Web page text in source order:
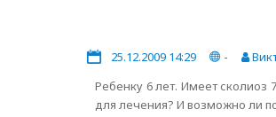
25.12.2009 14:29 -
Ребенку 6 лет. Имеет сколиоз
для лечения? И возможно ли